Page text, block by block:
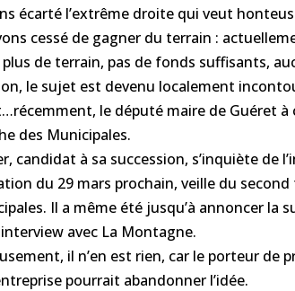
écarté l’extrême droite qui veut
cessé de gagner du terrain :
plus de terrain, pas de fonds suffisants,
le sujet est devenu localement
le député maire de Guéret
des Municipales.
candidat à sa succession, s’inquiète de
du 29 mars prochain, veille du
Il a même été jusqu’à annoncer la
avec La Montagne.
il n’en est rien, car le porteur
pourrait abandonner l’idée.